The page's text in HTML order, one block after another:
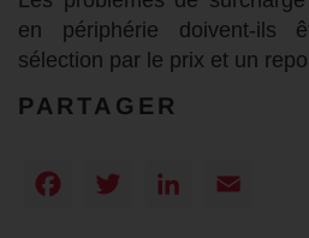
en périphérie doivent-ils
sélection par le prix et un
PARTAGER
Facebook
Twitter